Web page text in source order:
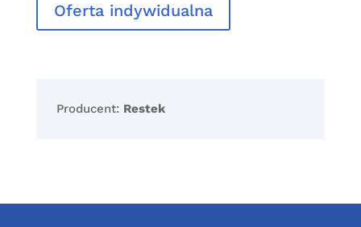
Oferta indywidualna
Producent: Restek